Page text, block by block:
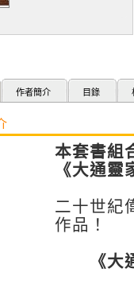
作者簡介 目錄
本套書組
《大通
二十世紀
作品！
《大通